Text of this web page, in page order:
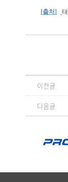
[출처]
이전글
다음글